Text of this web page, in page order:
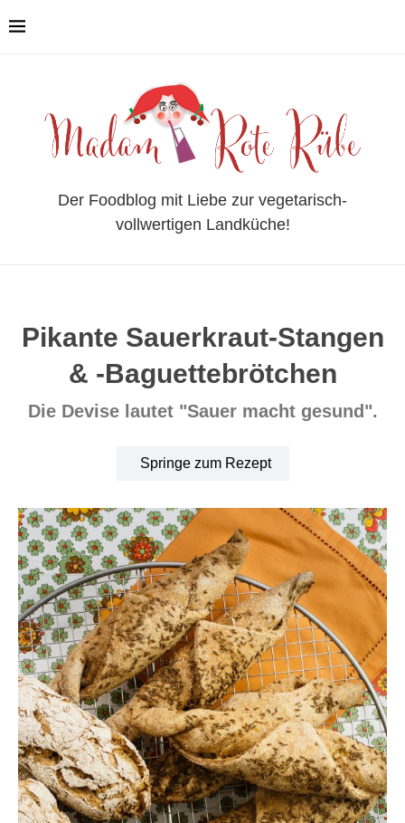
Der Foodblog mit Liebe zur vegetarisch-
vollwertigen Landküche!
Pikante Sauerkraut-Stangen
& -Baguettebrötchen
Die Devise lautet "Sauer macht gesund".
Springe zum Rezept